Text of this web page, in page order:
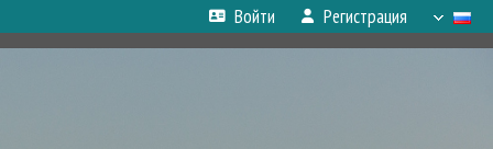
Войти Регистрация